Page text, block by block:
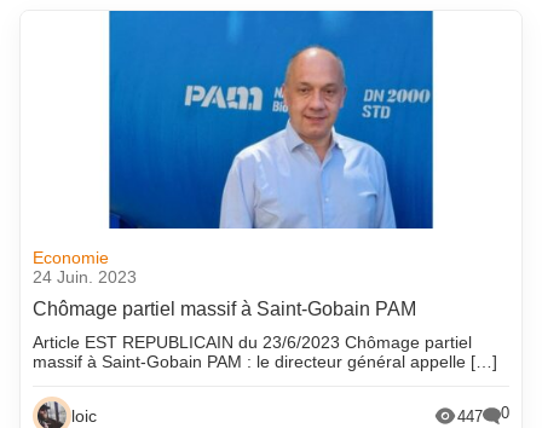
Economie
24 Juin. 2023
Chômage partiel massif à Saint-Gobain PAM
Article EST REPUBLICAIN du 23/6/2023 Chômage partiel
massif à Saint-Gobain PAM : le directeur général appelle […]
loic 447 0